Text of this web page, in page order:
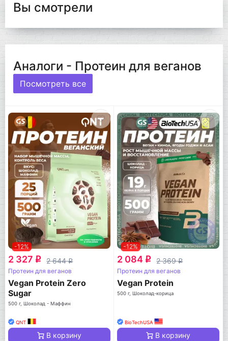
Вы смотрели
Аналоги - Протеин для веганов
Посмотреть все
-12%
2 327 q 2 644q
Протеин для веганов
Vegan Protein Zero
Sugar
500 г, Шоколад - Маффин
QNT
В корзину
-12%
2 084 q 2 369q
Протеин для веганов
Vegan Protein
500 г, Шоколад-корица
BioTechUSA
В корзину